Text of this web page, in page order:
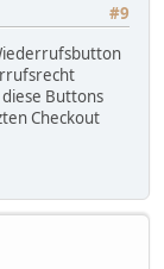
#9
Buttons
Checkout